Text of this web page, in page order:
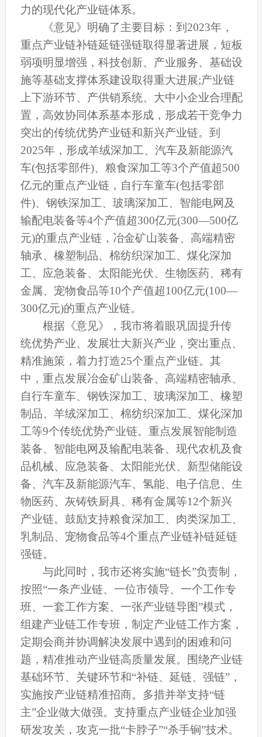
力的现代化产业链体系。
《意见》明确了主要目标：到2023年，
重点产业链补链延链强链取得显著进展，短板
弱项明显增强，科技创新、产业服务、基础设
施等基础支撑体系建设取得重大进展;产业链
上下游环节、产供销系统、大中小企业合理配
置，高效协同体系基本形成，形成若干竞争力
突出的传统优势产业链和新兴产业链。到
2025年，形成羊绒深加工、汽车及新能源汽
车(包括零部件)、粮食深加工等3个产值超500
亿元的重点产业链，自行车童车(包括零部
件)、钢铁深加工、玻璃深加工、智能电网及
输配电装备等4个产值超300亿元(300—500亿
元)的重点产业链，冶金矿山装备、高端精密
轴承、橡塑制品、棉纺织深加工、煤化深加
工、应急装备、太阳能光伏、生物医药、稀有
金属、宠物食品等10个产值超100亿元(100—
300亿元)的重点产业链。
根据《意见》，我市将着眼巩固提升传
统优势产业、发展壮大新兴产业，突出重点、
精准施策，着力打造25个重点产业链。其
中，重点发展冶金矿山装备、高端精密轴承、
自行车童车、钢铁深加工、玻璃深加工、橡塑
制品、羊绒深加工、棉纺织深加工、煤化深加
工等9个传统优势产业链。重点发展智能制造
装备、智能电网及输配电装备、现代农机及食
品机械、应急装备、太阳能光伏、新型储能设
备、汽车及新能源汽车、氢能、电子信息、生
物医药、灰铸铁厨具、稀有金属等12个新兴
产业链。鼓励支持粮食深加工、肉类深加工、
乳制品、宠物食品等4个重点产业链补链延链
强链。
与此同时，我市还将实施“链长”负责制，
按照“一条产业链、一位市领导、一个工作专
班、一套工作方案、一张产业链导图”模式，
组建产业链工作专班，制定产业链工作方案，
定期会商并协调解决发展中遇到的困难和问
题，精准推动产业链高质量发展。围绕产业链
基础环节、关键环节和“补链、延链、强链”，
实施按产业链精准招商。多措并举支持“链
主”企业做大做强。支持重点产业链企业加强
研发攻关，攻克一批“卡脖子”“杀手锏”技术。